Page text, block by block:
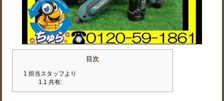
目次
1 担当スタッフより
1.1 共有: